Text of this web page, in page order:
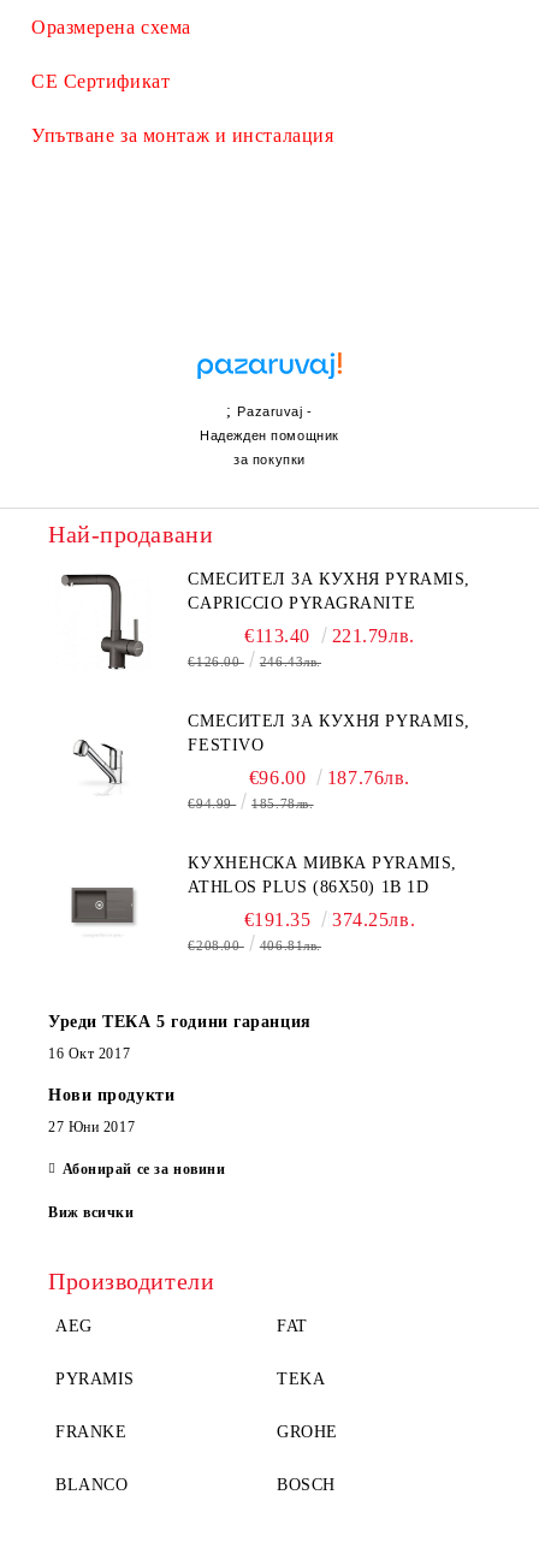
Оразмерена схема
СЕ Сертификат
Упътване за монтаж и инсталация
;Pazaruvaj -
Надежден помощник
за покупки
Най-продавани
СМЕСИТЕЛ ЗА КУХНЯ PYRAMIS,
CAPRICCIO PYRAGRANITE
€113.40 221.79лв.
€126.00 246.43лв.
СМЕСИТЕЛ ЗА КУХНЯ PYRAMIS,
FESTIVO
€96.00 187.76лв.
€94.99 185.78лв.
КУХНЕНСКА МИВКА PYRAMIS,
ATHLOS PLUS (86X50) 1B 1D
€191.35 374.25лв.
€208.00 406.81лв.
Уреди ТЕКА 5 години гаранция
16 Окт 2017
Нови продукти
27 Юни 2017
Абонирай се за новини
Виж всички
Производители
AEG FAT
PYRAMIS TEKA
FRANKE GROHE
BLANCO BOSCH